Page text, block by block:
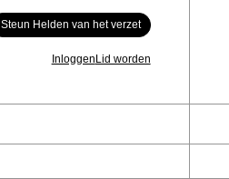
Steun Helden van het verzet
InloggenLid worden